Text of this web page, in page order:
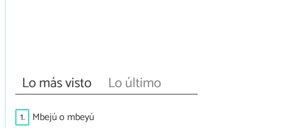
Lo más visto Lo último
1. Mbejú o mbeyú